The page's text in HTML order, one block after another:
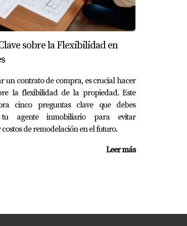
ideal y el precio les permitió
valiosa.
e incluso les recomendó
Mientras que las casas
con el apoyo adecuado puede
sobre la Flexibilidad en
un contrato de compra, es crucial hacer
la flexibilidad de la propiedad. Este
cinco preguntas clave que debes
agente inmobiliario para evitar
de remodelación en el futuro.
Leer más